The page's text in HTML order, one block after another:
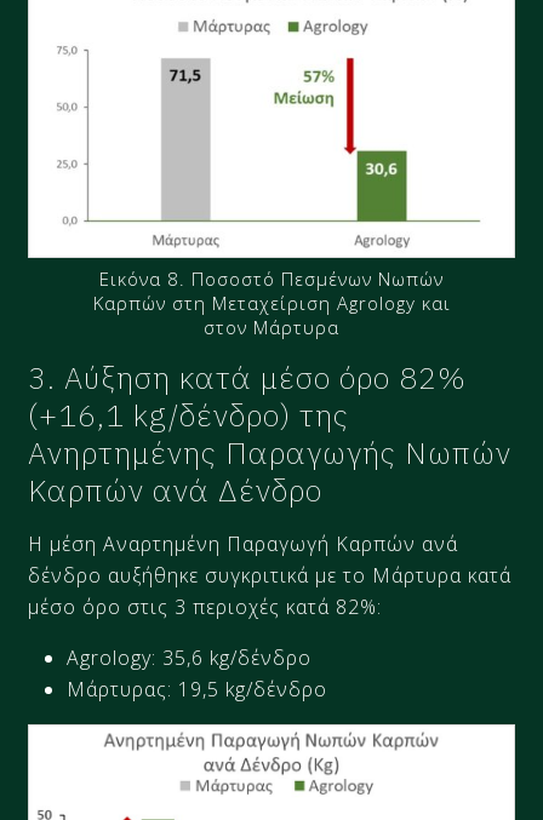
Εικόνα 8. Ποσοστό Πεσμένων Νωπών
Καρπών στη Μεταχείριση Agrology και
στον Μάρτυρα
3. Αύξηση κατά μέσο όρο 82%
(+16,1 kg/δένδρο) της
Ανηρτημένης Παραγωγής Νωπών
Καρπών ανά Δένδρο
Η μέση Αναρτημένη Παραγωγή Καρπών ανά
δένδρο αυξήθηκε συγκριτικά με το Μάρτυρα κατά
μέσο όρο στις 3 περιοχές κατά 82%:
Agrology: 35,6 kg/δένδρο
Μάρτυρας: 19,5 kg/δένδρο